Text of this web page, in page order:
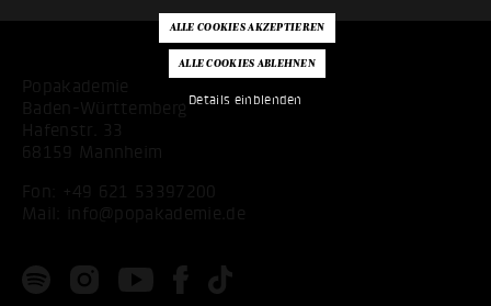
Details einblenden
Popakademie
Baden-Württemberg
Hafenstr. 33
68159 Mannheim
Fon:
+49 621 53397200
Mail:
info@popakademie.de